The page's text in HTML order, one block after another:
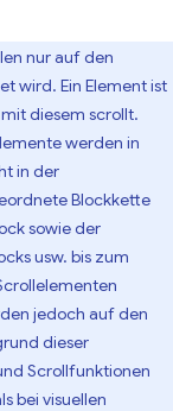
nur auf den
wird. Ein Element ist
diesem scrollt.
werden in
in der
Blockkette
sowie der
usw. bis zum
jedoch auf den
dieser
Scrollfunktionen
bei visuellen